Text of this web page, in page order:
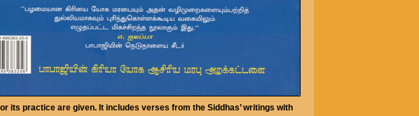
its practice are given. It includes verses from the Siddhas’ writings with